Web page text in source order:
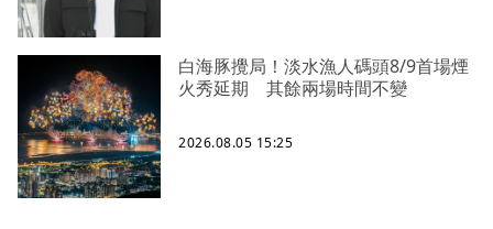
白海豚攪局！淡水漁人碼頭8/9首場煙
火秀延期 其餘兩場時間不變
2026.08.05 15:25